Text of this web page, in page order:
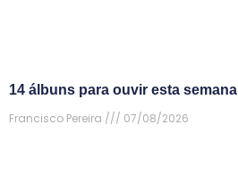
14 álbuns para ouvir esta semana
Francisco Pereira
07/08/2026